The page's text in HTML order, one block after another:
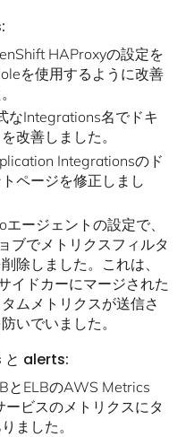
HAProxyの設定を
を使用するように改善
なIntegrations名でドキ
改善しました。
Integrationsのド
ページを修正しまし
エージェントの設定で、
ブでメトリクスフィルタ
除しました。これは、
イドカーにマージされた
ムメトリクスが送信さ
いでいました。
alerts:
とELBのAWS Metrics
ービスのメトリクスにタ
ました。